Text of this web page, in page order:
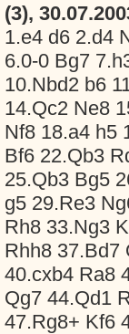
(3),
1.e4 d6 2.d4
6.0-0 Bg7
10.Nbd2 b6
14.Qc2 Ne8
Nf8 18.a4 h5
Bf6 22.Qb3
25.Qb3 Bg5
g5 29.Re3
Rh8 33.Ng3
Rhh8 37.Bd7
40.cxb4 Ra8
Qg7 44.Qd1
47.Rg8+ Kf6